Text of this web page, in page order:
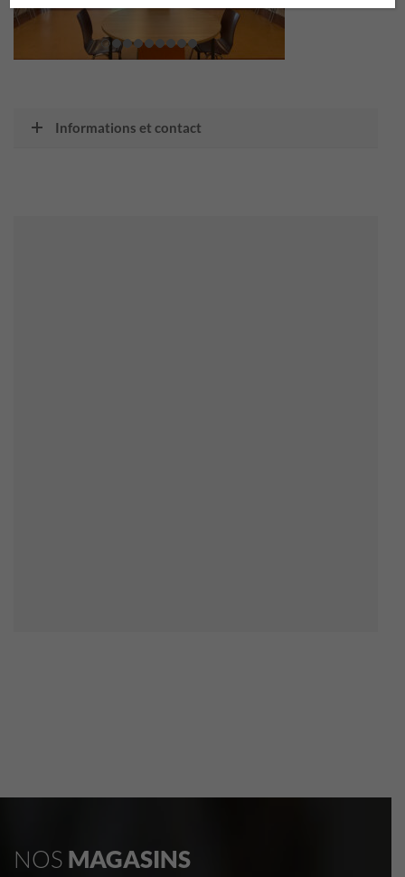
Informations et contact
NOS MAGASINS